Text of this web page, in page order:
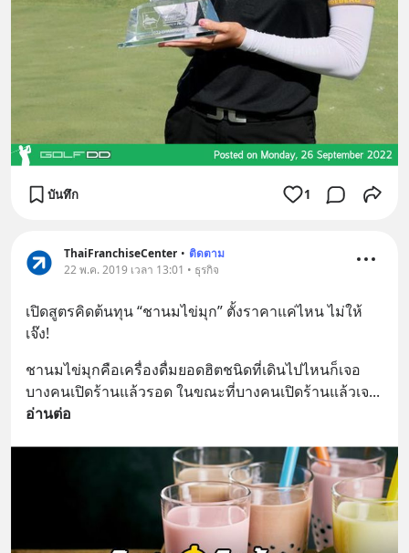
บันทึก 1
ThaiFranchiseCenter • ติดตาม
22 พ.ค. 2019 เวลา 13:01 • ธุรกิจ
เปิดสูตรคิดต้นทุน “ชานมไข่มุก” ตั้งราคาแค่ไหน ไม่ให้
เจ๊ง!
ชานมไข่มุกคือเครื่องดื่มยอดฮิตชนิดที่เดินไปไหนก็เจอ
บางคนเปิดร้านแล้วรอด ในขณะที่บางคนเปิดร้านแล้วเจ
อ่านต่อ